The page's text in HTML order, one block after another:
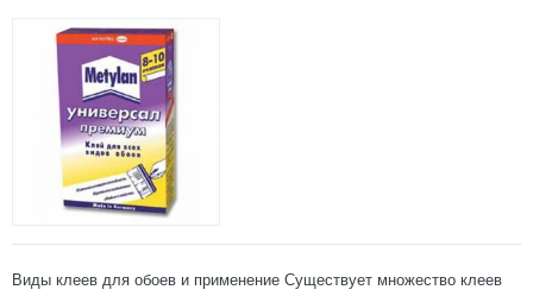
Виды клеев для обоев и применение Существует множество клеев